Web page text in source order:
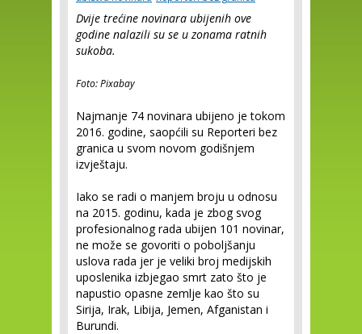
Dvije trećine novinara ubijenih ove
godine nalazili su se u zonama ratnih
sukoba.
Foto: Pixabay
Najmanje 74 novinara ubijeno je tokom
2016. godine, saopćili su Reporteri bez
granica u svom novom godišnjem
izvještaju.
Iako se radi o manjem broju u odnosu
na 2015. godinu, kada je zbog svog
profesionalnog rada ubijen 101 novinar,
ne može se govoriti o poboljšanju
uslova rada jer je veliki broj medijskih
uposlenika izbjegao smrt zato što je
napustio opasne zemlje kao što su
Sirija, Irak, Libija, Jemen, Afganistan i
Burundi.